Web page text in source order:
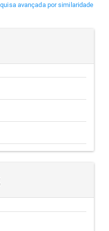
avançada por similaridade